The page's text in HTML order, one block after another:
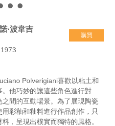
·波韋吉
購買
Polverigiani喜歡以粘土和
他巧妙的讓這些角色進行對
間的互動場景。為了展現陶瓷
彩釉和釉料進行作品創作，只
，呈現出樸實而獨特的風格。